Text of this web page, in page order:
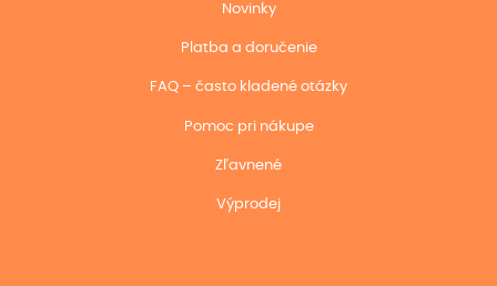
Novinky
Platba a doručenie
FAQ – často kladené otázky
Pomoc pri nákupe
Zľavnené
Výprodej